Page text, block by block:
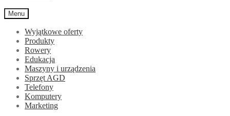
Menu
Wyjątkowe oferty
Produkty
Rowery
Edukacja
Maszyny i urządzenia
Sprzęt AGD
Telefony
Komputery
Marketing